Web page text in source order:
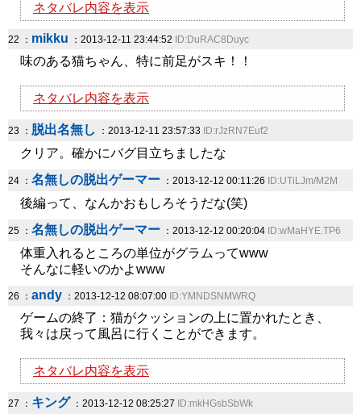
ネタバレ内容を表示
22 ： mikku ：2013-12-11 23:44:52 ID:DuRAC8Duyc
味のある猫ちゃん、特に前足がスキ！！
ネタバレ内容を表示
23 ： 脱出名無し ：2013-12-11 23:57:33 ID:rJzRN7Euf2
クリア。確かにバグ目立ちましたな
24 ： 名無しの脱出ゲーマー ：2013-12-12 00:11:26 ID:UTiLJm/M2M
後編って、なんかおもしろそうだな(笑)
25 ： 名無しの脱出ゲーマー ：2013-12-12 00:20:04 ID:wMaHYE.TP6
体重入れるところの単位がグラムってwww
そんなに軽いのかよwww
26 ： andy ：2013-12-12 08:07:00 ID:YMNDSNMWRQ
ゲームの終了：猫がクッションの上に置かれたとき、
我々は戻って風呂に行くことができます。
ネタバレ内容を表示
27 ： キング ：2013-12-12 08:25:27 ID:mkHGsbSbWk